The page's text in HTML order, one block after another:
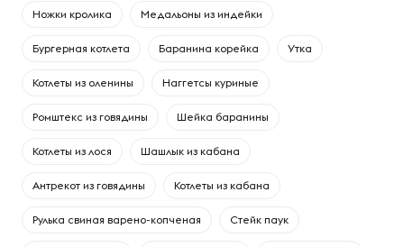
Ножки кролика Медальоны из индейки
Бургерная котлета Баранина корейка Утка
Котлеты из оленины Наггетсы куриные
Ромштекс из говядины Шейка баранины
Котлеты из лося Шашлык из кабана
Антрекот из говядины Котлеты из кабана
Рулька свиная варено-копченая Стейк паук